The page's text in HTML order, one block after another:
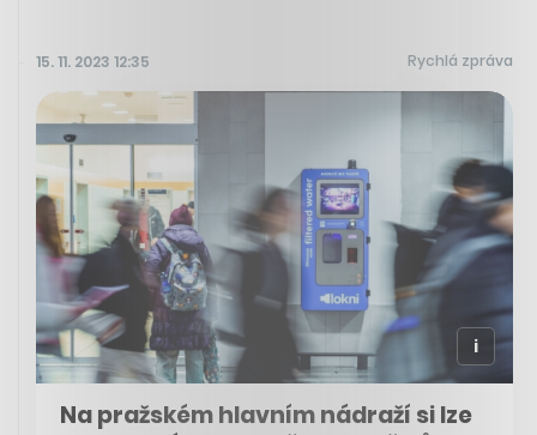
15. 11. 2023 12:35 Rychlá zpráva
Na pražském hlavním nádraží si lze